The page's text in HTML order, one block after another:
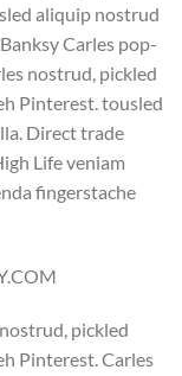
aliquip nostrud
Carles pop-
nostrud, pickled
Pinterest. tousled
Direct trade
Life veniam
fingerstache
pickled
Pinterest. Carles